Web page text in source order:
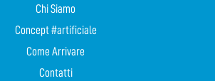
Chi Siamo
Concept #artificiale
Come Arrivare
Contatti